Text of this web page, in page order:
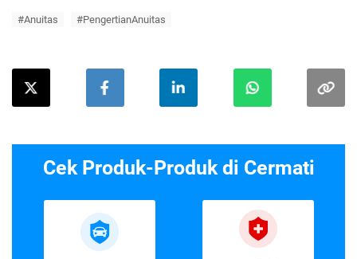
#Anuitas #PengertianAnuitas
Cek Produk-Produk di Cermati